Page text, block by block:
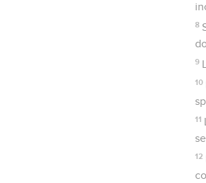
8
9
10
11
12